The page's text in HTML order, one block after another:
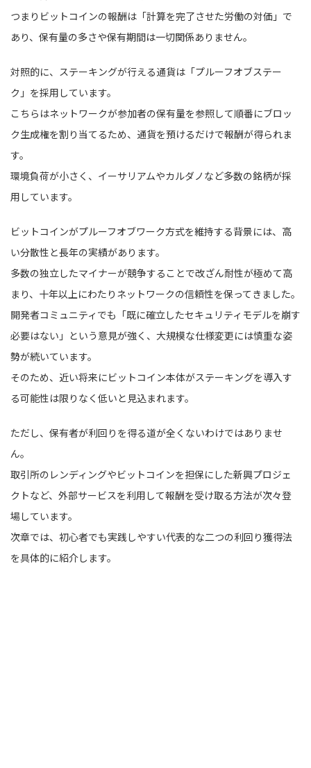
つまりビットコインの報酬は「計算を完了させた労働の対価」で
あり、保有量の多さや保有期間は一切関係ありません。
対照的に、ステーキングが行える通貨は「プルーフオブステー
ク」を採用しています。
こちらはネットワークが参加者の保有量を参照して順番にブロッ
ク生成権を割り当てるため、通貨を預けるだけで報酬が得られま
す。
環境負荷が小さく、イーサリアムやカルダノなど多数の銘柄が採
用しています。
ビットコインがプルーフオブワーク方式を維持する背景には、高
い分散性と長年の実績があります。
多数の独立したマイナーが競争することで改ざん耐性が極めて高
まり、十年以上にわたりネットワークの信頼性を保ってきました。
開発者コミュニティでも「既に確立したセキュリティモデルを崩す
必要はない」という意見が強く、大規模な仕様変更には慎重な姿
勢が続いています。
そのため、近い将来にビットコイン本体がステーキングを導入す
る可能性は限りなく低いと見込まれます。
ただし、保有者が利回りを得る道が全くないわけではありませ
ん。
取引所のレンディングやビットコインを担保にした新興プロジェ
クトなど、外部サービスを利用して報酬を受け取る方法が次々登
場しています。
次章では、初心者でも実践しやすい代表的な二つの利回り獲得法
を具体的に紹介します。